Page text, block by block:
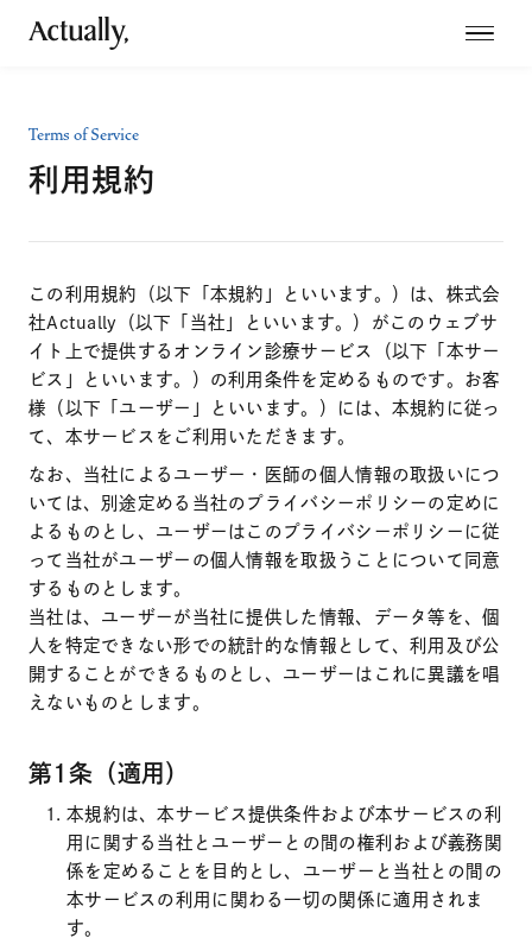
Terms of Service
利用規約
この利用規約（以下「本規約」といいます。）は、株式会
社Actually（以下「当社」といいます。）がこのウェブサ
イト上で提供するオンライン診療サービス（以下「本サー
ビス」といいます。）の利用条件を定めるものです。お客
様（以下「ユーザー」といいます。）には、本規約に従っ
て、本サービスをご利用いただきます。
なお、当社によるユーザー・医師の個人情報の取扱いにつ
いては、別途定める当社のプライバシーポリシーの定めに
よるものとし、ユーザーはこのプライバシーポリシーに従
って当社がユーザーの個人情報を取扱うことについて同意
するものとします。
当社は、ユーザーが当社に提供した情報、データ等を、個
人を特定できない形での統計的な情報として、利用及び公
開することができるものとし、ユーザーはこれに異議を唱
えないものとします。
第1条（適用）
本規約は、本サービス提供条件および本サービスの利
用に関する当社とユーザーとの間の権利および義務関
係を定めることを目的とし、ユーザーと当社との間の
本サービスの利用に関わる一切の関係に適用されま
す。